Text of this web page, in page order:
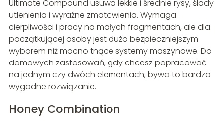
Ultimate Compound usuwa lekkie i średnie rysy, ślady
utlenienia i wyraźne zmatowienia. Wymaga
cierpliwości i pracy na małych fragmentach, ale dla
początkującej osoby jest dużo bezpieczniejszym
wyborem niż mocno tnące systemy maszynowe. Do
domowych zastosowań, gdy chcesz popracować
na jednym czy dwóch elementach, bywa to bardzo
wygodne rozwiązanie.
Honey Combination